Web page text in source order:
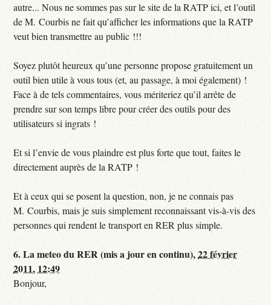
autre... Nous ne sommes pas sur le site de la RATP ici, et l’outil
de M. Courbis ne fait qu’afficher les informations que la RATP
veut bien transmettre au public !!!
Soyez plutôt heureux qu’une personne propose gratuitement un
outil bien utile à vous tous (et, au passage, à moi également) !
Face à de tels commentaires, vous mériteriez qu’il arrête de
prendre sur son temps libre pour créer des outils pour des
utilisateurs si ingrats !
Et si l’envie de vous plaindre est plus forte que tout, faites le
directement auprès de la RATP !
Et à ceux qui se posent la question, non, je ne connais pas
M. Courbis, mais je suis simplement reconnaissant vis-à-vis des
personnes qui rendent le transport en RER plus simple.
6.La meteo du RER (mis a jour en continu),22 février
2011, 12:49
Bonjour,